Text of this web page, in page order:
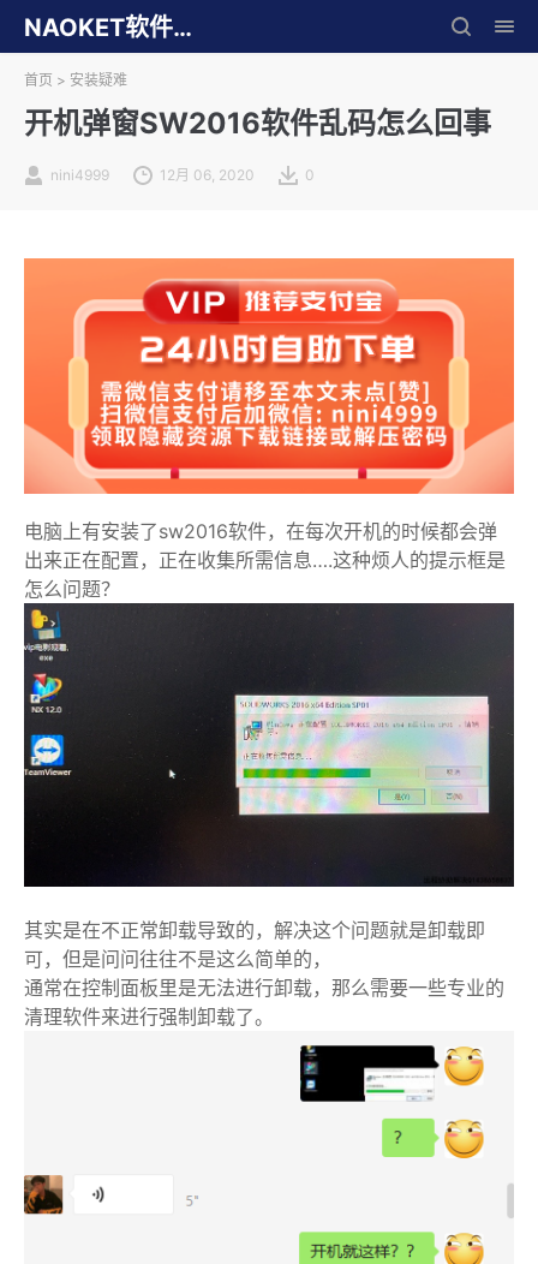
NAOKET软件库
首页 > 安装疑难
开机弹窗SW2016软件乱码怎么回事
nini4999 12月 06, 2020 0
电脑上有安装了sw2016软件，在每次开机的时候都会弹
出来正在配置，正在收集所需信息….这种烦人的提示框是
怎么问题？
其实是在不正常卸载导致的，解决这个问题就是卸载即
可，但是问问往往不是这么简单的，
通常在控制面板里是无法进行卸载，那么需要一些专业的
清理软件来进行强制卸载了。